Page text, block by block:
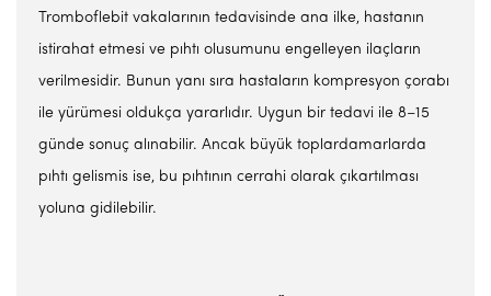
Tromboflebit vakalarının tedavisinde ana ilke, hastanın
istirahat etmesi ve pıhtı olusumunu engelleyen ilaçların
verilmesidir. Bunun yanı sıra hastaların kompresyon çorabı
ile yürümesi oldukça yararlıdır. Uygun bir tedavi ile 8–15
günde sonuç alınabilir. Ancak büyük toplardamarlarda
pıhtı gelismis ise, bu pıhtının cerrahi olarak çıkartılması
yoluna gidilebilir.